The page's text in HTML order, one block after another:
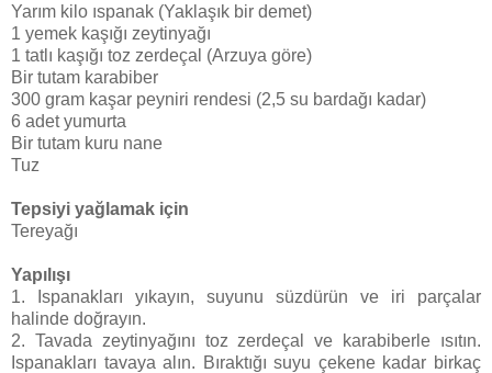
Yarım kilo ıspanak (Yaklaşık bir demet)
1 yemek kaşığı zeytinyağı
1 tatlı kaşığı toz zerdeçal (Arzuya göre)
Bir tutam karabiber
300 gram kaşar peyniri rendesi (2,5 su bardağı kadar)
6 adet yumurta
Bir tutam kuru nane
Tuz
Tepsiyi yağlamak için
Tereyağı
Yapılışı
1. Ispanakları yıkayın, suyunu süzdürün ve iri parçalar
halinde doğrayın.
2. Tavada zeytinyağını toz zerdeçal ve karabiberle ısıtın.
Ispanakları tavaya alın. Bıraktığı suyu çekene kadar birkaç